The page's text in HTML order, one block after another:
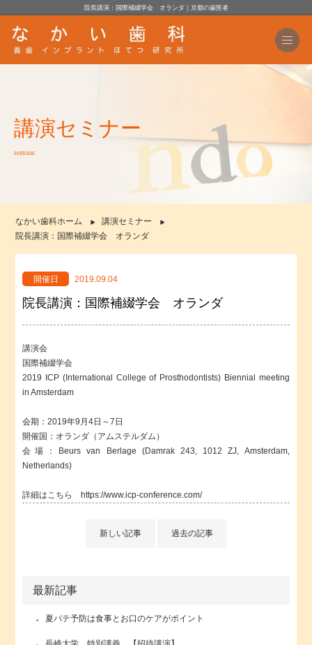
院長講演：国際補綴学会 オランダ｜京都の歯医者
講演セミナー
seminar
なかい歯科ホーム
講演セミナー
院長講演：国際補綴学会 オランダ
開催日 2019.09.04
院長講演：国際補綴学会 オランダ
講演会
国際補綴学会
2019 ICP (International College of Prosthodontists) Biennial meeting
in Amsterdam
会期：2019年9月4日～7日
開催国：オランダ（アムステルダム）
会場：Beurs van Berlage (Damrak 243, 1012 ZJ, Amsterdam,
Netherlands)
詳細はこちら https://www.icp-conference.com/
新しい記事 過去の記事
最新記事
夏バテ予防は食事とお口のケアがポイント